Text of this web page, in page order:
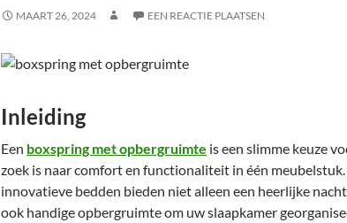
MAART 26, 2024 EEN REACTIE PLAATSEN
Inleiding
Een boxspring met opbergruimte is een slimme keuze
zoek is naar comfort en functionaliteit in één meubelstuk.
innovatieve bedden bieden niet alleen een heerlijke
ook handige opbergruimte om uw slaapkamer